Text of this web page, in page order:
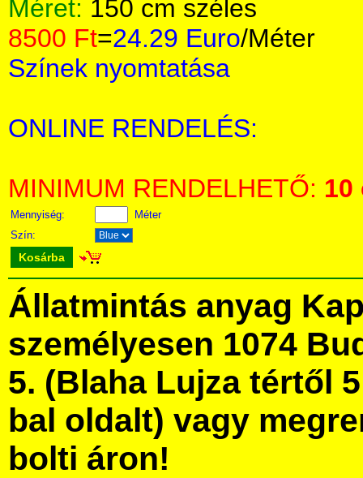
Méret: 150 cm széles
8500 Ft=24.29 Euro/Méter
Színek nyomtatása
ONLINE RENDELÉS:
MINIMUM RENDELHETŐ: 10
Mennyiség:
Méter
Szín:
Kosárba
Állatmintás anyag
személyesen 1074
5. (Blaha Lujza tértől
bal oldalt) vagy
bolti áron!